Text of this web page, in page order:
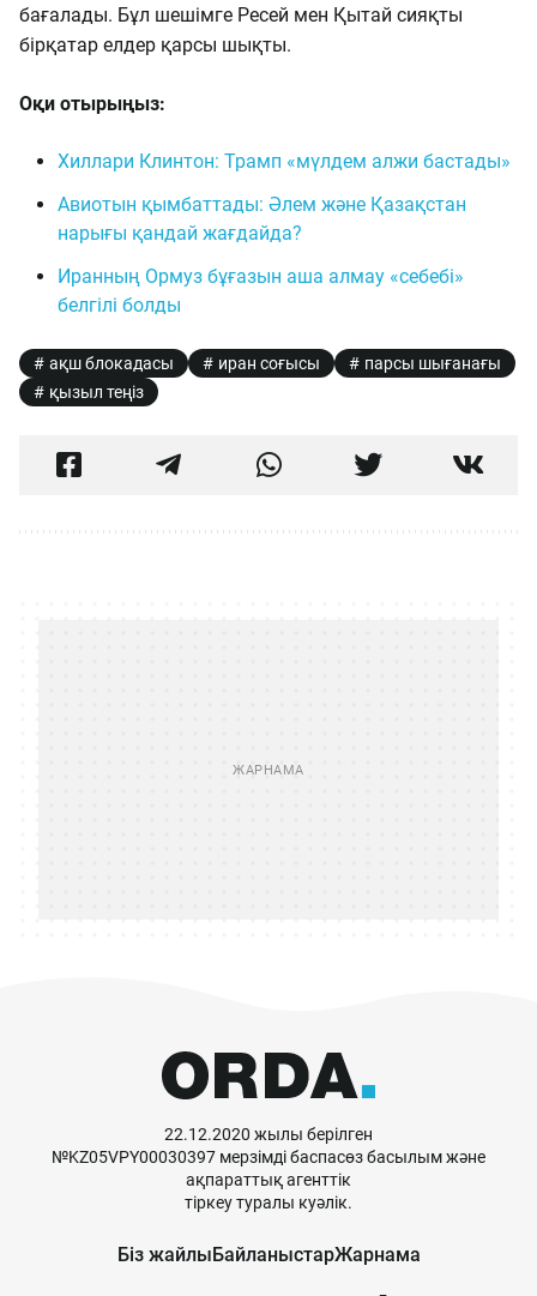
бағалады. Бұл шешімге Ресей мен Қытай сияқты
бірқатар елдер қарсы шықты.
Оқи отырыңыз:
Хиллари Клинтон: Трамп «мүлдем алжи бастады»
Авиотын қымбаттады: Әлем және Қазақстан
нарығы қандай жағдайда?
Иранның Ормуз бұғазын аша алмау «себебі»
белгілі болды
ақш блокадасы иран соғысы
парсы шығанағы
қызыл теңіз
22.12.2020 жылы берілген
№KZ05VPY00030397 мерзімді баспасөз басылым және
ақпараттық агенттік
тіркеу туралы куәлік.
Біз жайлыБайланыстарЖарнама